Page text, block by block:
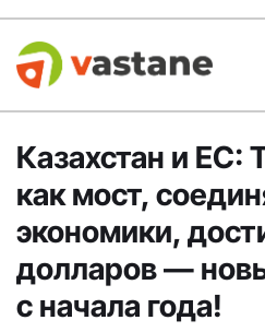
Казахстан и ЕС:
как мост,
экономики,
долларов —
с начала года!